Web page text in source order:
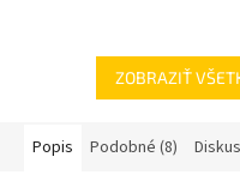
diskrétneho...
ZOBRAZIŤ
Popis Podobné (8)